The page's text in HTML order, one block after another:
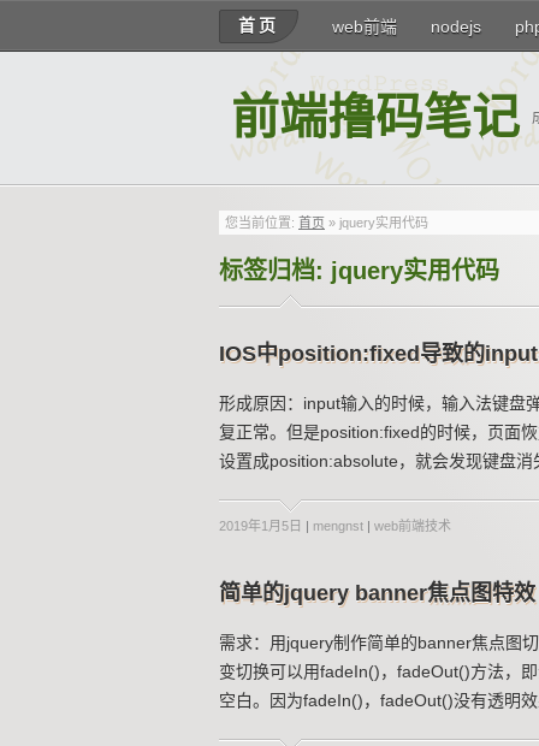
首页 web前端 nodejs
前端撸码笔记
您当前位置: 首页 » jquery实用代码
标签归档: jquery实用代码
IOS中position:fixed导致的
形成原因：input输入的时候，输入法键盘
复正常。但是position:fixed的时候，页面
设置成position:absolute，就会发现键盘
2019年1月5日 | mengnst | web前端技术
简单的jquery banner焦点图特效
需求：用jquery制作简单的banner焦点图
变切换可以用fadeIn()，fadeOut()方法，
空白。因为fadeIn()，fadeOut()没有透明